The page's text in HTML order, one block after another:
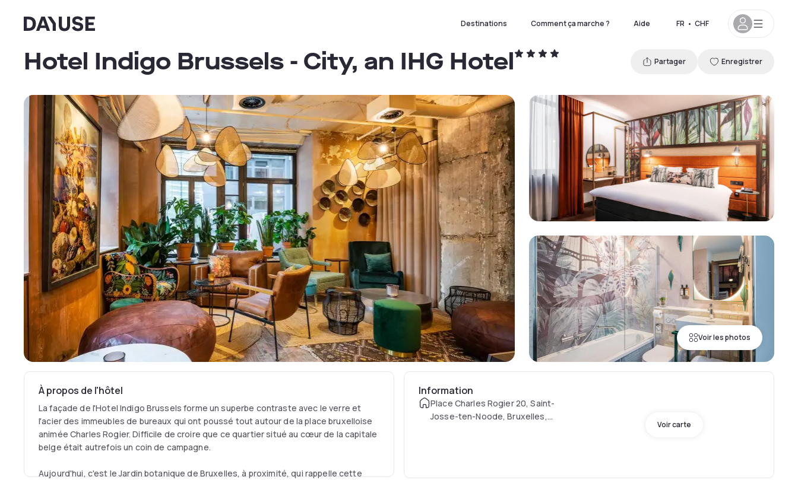
Dayuse Destinations Comment ça marche ? Aide FR • CHF
Voir les photos
Hotel Indigo Brussels - City, an IHG Hotel Partager Enregistrer
À propos de l'hôtel
La façade de l'Hotel Indigo Brussels forme un superbe contraste avec le verre et
l'acier des immeubles de bureaux qui ont poussé tout autour de la place bruxelloise
animée Charles Rogier. Difficile de croire que ce quartier situé au cœur de la capitale
belge était autrefois un coin de campagne.
Aujourd'hui, c'est le Jardin botanique de Bruxelles, à proximité, qui rappelle cette
Information
Place Charles Rogier 20, Saint-
Josse-ten-Noode, Bruxelles,
Voir carte